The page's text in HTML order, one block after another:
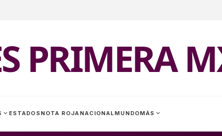
PRIMERA
expand_more ESTADOS NOTA ROJA NACIONAL MUNDOMÁS expand_more